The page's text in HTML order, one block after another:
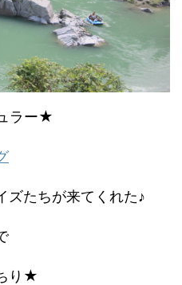
ラー★
ズたちが来てくれた♪
り★